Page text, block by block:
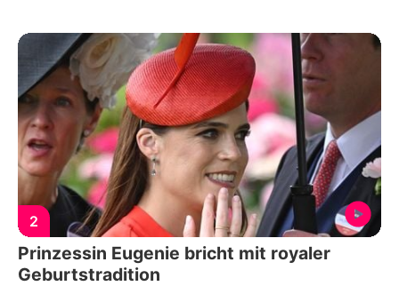
2
Prinzessin Eugenie bricht mit royaler
Geburtstradition